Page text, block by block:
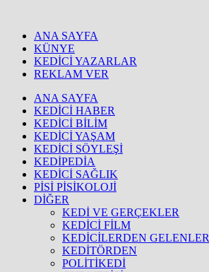
ANA SAYFA
KÜNYE
KEDİCİ YAZARLAR
REKLAM VER
ANA SAYFA
KEDİCİ HABER
KEDİCİ BİLİM
KEDİCİ YAŞAM
KEDİCİ SÖYLEŞİ
KEDİPEDİA
KEDİCİ SAĞLIK
PİSİ PİSİKOLOJİ
DİĞER
KEDİ VE GERÇEKLER
KEDİCİ FİLM
KEDİCİLERDEN GELENLER
KEDİTÖRDEN
POLİTİKEDİ